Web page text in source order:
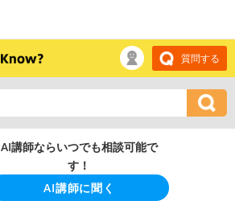
質問する
AI講師ならいつでも相談可能で
す！
AI講師に聞く